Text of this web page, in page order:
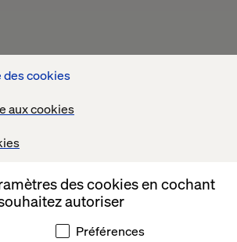
des cookies
aux cookies
des cookies en cochant
autoriser
Préférences
et décryptage
Insight